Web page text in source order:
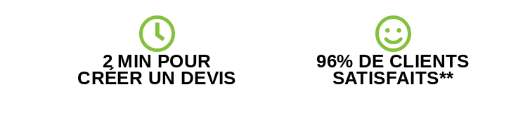
2 MIN POUR
CRÉER UN DEVIS
96% DE CLIENTS
SATISFAITS**